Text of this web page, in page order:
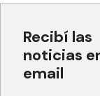
Recibí las
noticias
email